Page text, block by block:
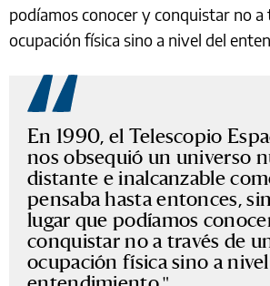
podíamos conocer y conquistar no a
ocupación física sino a nivel del
En 1990, el Telescopio
nos obsequió un universo
distante e inalcanzable
pensaba hasta entonces,
lugar que podíamos
conquistar no a través de
ocupación física sino a